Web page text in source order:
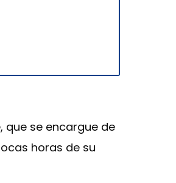
que se encargue de
horas de su